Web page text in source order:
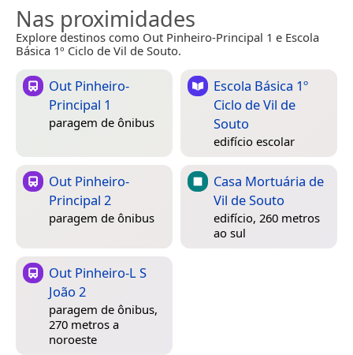
Nas proximidades
Explore destinos como Out Pinheiro-Principal 1 e Escola
Básica 1º Ciclo de Vil de Souto.
Out Pinheiro-
Principal 1
paragem de ônibus
Escola Básica 1º
Ciclo de Vil de
Souto
edifício escolar
Out Pinheiro-
Principal 2
paragem de ônibus
Casa Mortuária de
Vil de Souto
edifício, 260 metros
ao sul
Out Pinheiro-L S
João 2
paragem de ônibus,
270 metros a
noroeste